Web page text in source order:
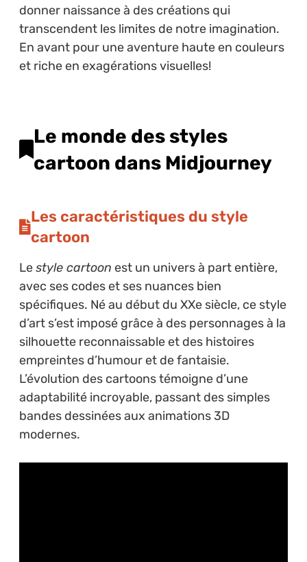
donner naissance à des créations qui
transcendent les limites de notre imagination.
En avant pour une aventure haute en couleurs
et riche en exagérations visuelles!
Le monde des styles
cartoon dans Midjourney
Les caractéristiques du style
cartoon
Lestyle cartoon est un univers à part entière,
avec ses codes et ses nuances bien
spécifiques. Né au début du XXe siècle, ce style
d’art s’est imposé grâce à des personnages à la
silhouette reconnaissable et des histoires
empreintes d’humour et de fantaisie.
L’évolution des cartoons témoigne d’une
adaptabilité incroyable, passant des simples
bandes dessinées aux animations 3D
modernes.